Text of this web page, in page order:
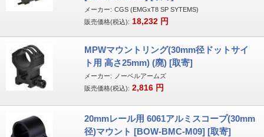
メーカー: CGS (EMGxT8 SP SYTEMS)
販売価格(税込): 18,232 円
MPWマウントリング(30mm径ドットサイ
ト用 高さ25mm) (廃) [取寄]
メーカー:
ノーベルアームズ
販売価格(税込): 2,816 円
20mmレール用 6061アルミスコープ(30mm
径)マウント [BOW-BMC-M09] [取寄]